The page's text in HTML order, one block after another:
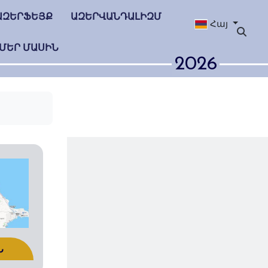
ԱԶԵՐՎԱՆԴԱԼԻԶՄ
ՄԱՍԻՆ
Հայ
2026